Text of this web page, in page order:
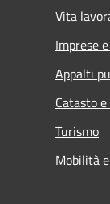
Vita
Imprese
Appalti
Catasto
Turismo
Mobilità